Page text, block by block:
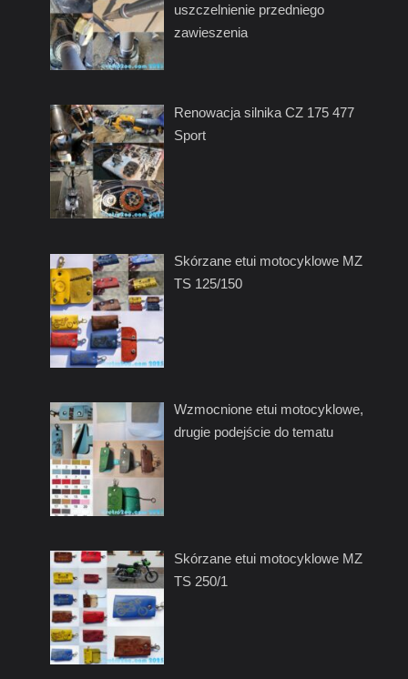
uszczelnienie przedniego
zawieszenia
Renowacja silnika CZ 175 477
Sport
Skórzane etui motocyklowe MZ
TS 125/150
Wzmocnione etui motocyklowe,
drugie podejście do tematu
Skórzane etui motocyklowe MZ
TS 250/1